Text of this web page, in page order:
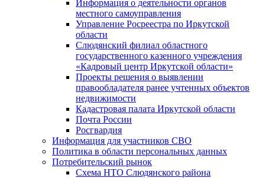
Информация о деятельности органов
местного самоуправления
Управление Росреестра по Иркутской
области
Слюдянский филиал областного
государственного казенного учреждения
«Кадровый центр Иркутской области»
Проекты решения о выявлении
правообладателя ранее учтенных объектов
недвижимости
Кадастровая палата Иркутской области
Почта России
Росгвардия
Информация для участников СВО
Политика в области персональных данных
Потребительский рынок
Схема НТО Слюдянского района